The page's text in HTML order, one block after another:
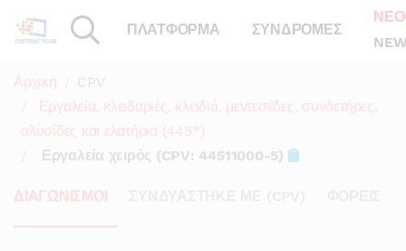
ΠΛΑΤΦΟΡΜΑ ΣΥΝΔΡΟΜΕΣ
Αρχική
CPV
Εργαλεία, κλειδαριές, κλειδιά, μεντεσέδες, συνδετήρες,
αλυσίδες και ελατήρια (445*)
Εργαλεία χειρός (CPV: 44511000-5)
ΔΙΑΓΩΝΙΣΜΟΙ